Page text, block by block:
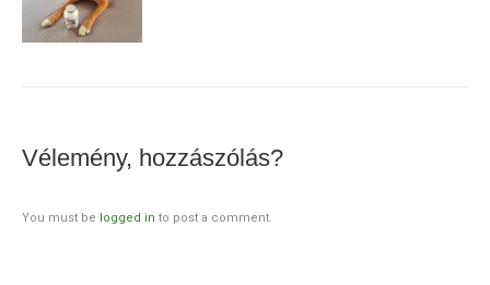
Vélemény, hozzászólás?
You must be logged in to post a comment.